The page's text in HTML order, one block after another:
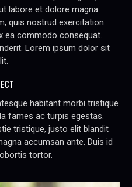
labore et dolore magna
quis nostrud exercitation
ea commodo consequat.
Lorem ipsum dolor sit
habitant morbi tristique
fames ac turpis egestas.
tristique, justo elit blandit
accumsan ante. Duis id
tortor.